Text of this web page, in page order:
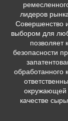
лидеров
Совершенство
выбором для
позволяет
безопасности
обработанного
окружающей
качестве